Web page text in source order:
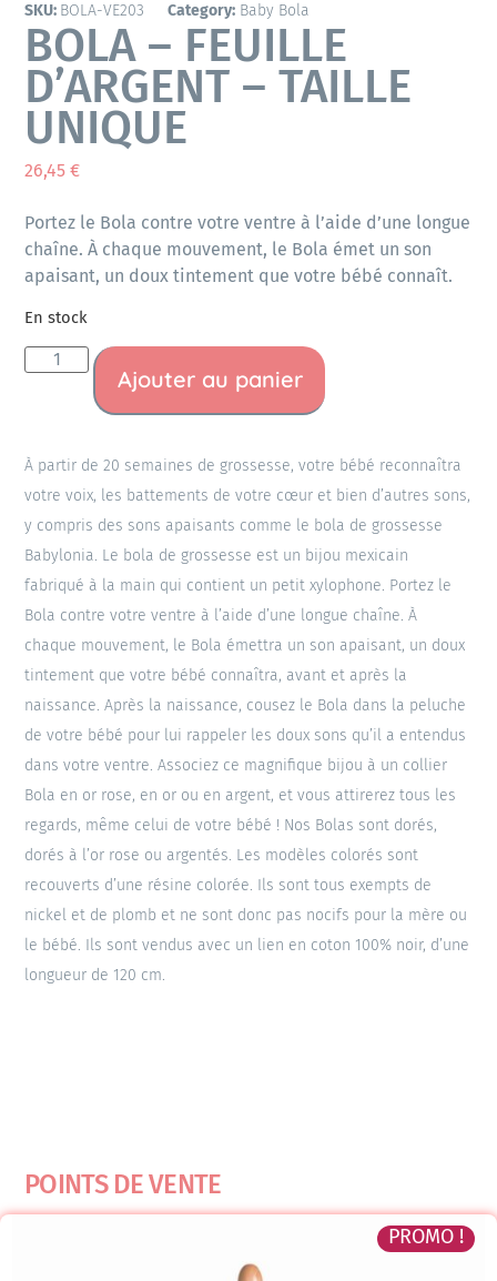
SKU: BOLA-VE203 Category: Baby Bola
BOLA – FEUILLE
D’ARGENT – TAILLE
UNIQUE
26,45€
Portez le Bola contre votre ventre à l’aide d’une longue
chaîne. À chaque mouvement, le Bola émet un son
apaisant, un doux tintement que votre bébé connaît.
En stock
Ajouter au panier
À partir de 20 semaines de grossesse, votre bébé reconnaîtra
votre voix, les battements de votre cœur et bien d’autres sons,
y compris des sons apaisants comme le bola de grossesse
Babylonia. Le bola de grossesse est un bijou mexicain
fabriqué à la main qui contient un petit xylophone. Portez le
Bola contre votre ventre à l’aide d’une longue chaîne. À
chaque mouvement, le Bola émettra un son apaisant, un doux
tintement que votre bébé connaîtra, avant et après la
naissance. Après la naissance, cousez le Bola dans la peluche
de votre bébé pour lui rappeler les doux sons qu’il a entendus
dans votre ventre. Associez ce magnifique bijou à un collier
Bola en or rose, en or ou en argent, et vous attirerez tous les
regards, même celui de votre bébé ! Nos Bolas sont dorés,
dorés à l’or rose ou argentés. Les modèles colorés sont
recouverts d’une résine colorée. Ils sont tous exempts de
nickel et de plomb et ne sont donc pas nocifs pour la mère ou
le bébé. Ils sont vendus avec un lien en coton 100% noir, d’une
longueur de 120 cm.
POINTS DE VENTE
PROMO !